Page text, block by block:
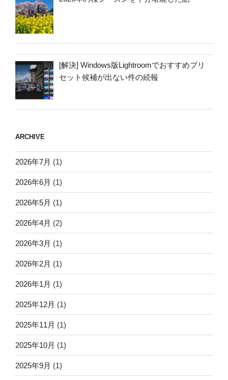
[解決] Windows版Lightroomでおすすめプリ
セット候補が出ない件の続報
ARCHIVE
2026年7月 (1)
2026年6月 (1)
2026年5月 (1)
2026年4月 (2)
2026年3月 (1)
2026年2月 (1)
2026年1月 (1)
2025年12月 (1)
2025年11月 (1)
2025年10月 (1)
2025年9月 (1)